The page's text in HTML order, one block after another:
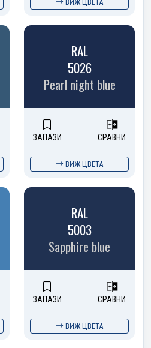
ВИЖ ЦВЕТА
RAL
5026
Pearl night blue
ЗАПАЗИ СРАВНИ
ВИЖ ЦВЕТА
RAL
5003
Sapphire blue
ЗАПАЗИ СРАВНИ
ВИЖ ЦВЕТА